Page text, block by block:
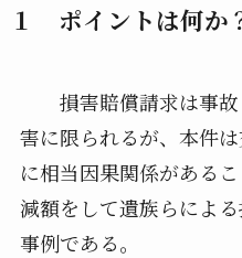
１ ポイントは何か
損害賠償請求は事故
害に限られるが、本件
に相当因果関係がある
減額をして遺族らによ
事例である。